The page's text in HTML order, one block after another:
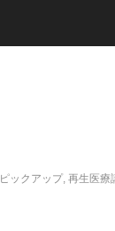
ピックアップ, 再生医療